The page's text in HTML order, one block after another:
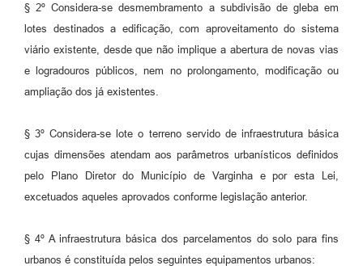
§ 2º Considera-se desmembramento a subdivisão de gleba em
lotes destinados a edificação, com aproveitamento do sistema
viário existente, desde que não implique a abertura de novas vias
e logradouros públicos, nem no prolongamento, modificação ou
ampliação dos já existentes.
§ 3º Considera-se lote o terreno servido de infraestrutura básica
cujas dimensões atendam aos parâmetros urbanísticos definidos
pelo Plano Diretor do Município de Varginha e por esta Lei,
excetuados aqueles aprovados conforme legislação anterior.
§ 4º A infraestrutura básica dos parcelamentos do solo para fins
urbanos é constituída pelos seguintes equipamentos urbanos: